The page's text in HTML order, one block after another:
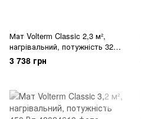
Мат Volterm Classic 2,3 м²,
нагрівальний, потужність 320
Вт
3 738 грн